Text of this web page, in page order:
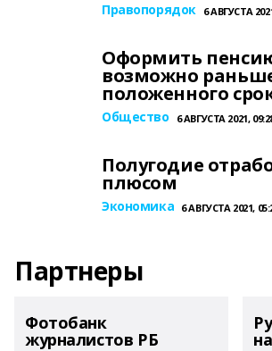
Правопорядок 6 АВГУСТА
Оформить
возможно
положенного
Общество 6 АВГУСТА 2021,
Полугодие
плюсом
Экономика 6 АВГУСТА 2021,
Партнеры
Фотобанк
журналистов РБ